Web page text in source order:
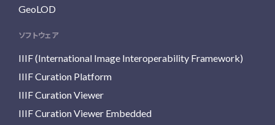
GeoLOD
ソフトウェア
IIIF (International Image Interoperability Framework)
IIIF Curation Platform
IIIF Curation Viewer
IIIF Curation Viewer Embedded